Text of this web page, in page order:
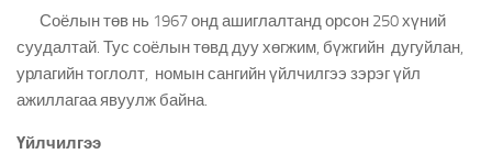
Соёлын төв нь 1967 онд ашиглалтанд орсон 250 хүний
суудалтай. Тус соёлын төвд дуу хөгжим, бүжгийн дугуйлан,
урлагийн тоглолт, номын сангийн үйлчилгээ зэрэг үйл
ажиллагаа явуулж байна.
Үйлчилгээ